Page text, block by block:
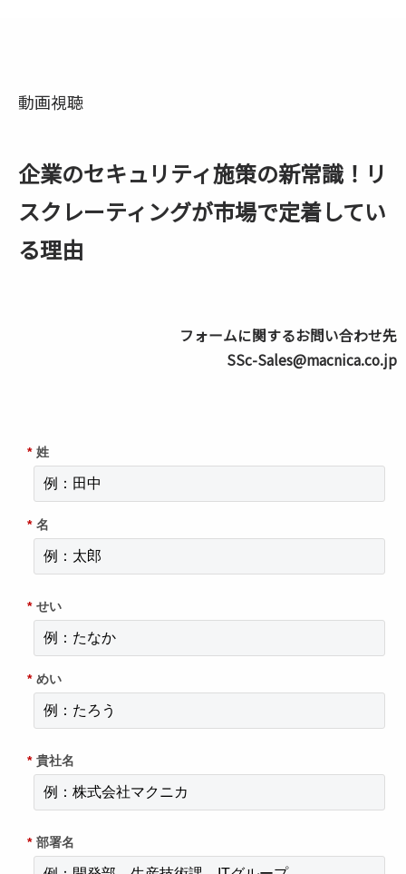
動画視聴
企業のセキュリティ施策の新常識！リ
スクレーティングが市場で定着してい
る理由
フォームに関するお問い合わせ先
SSc-Sales@macnica.co.jp
* 姓
* 名
* せい
* めい
* 貴社名
* 部署名